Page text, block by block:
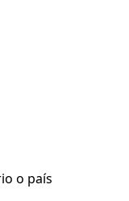
o país